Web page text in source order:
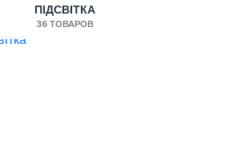
ПІДСВІТКА
36 ТОВАРОВ